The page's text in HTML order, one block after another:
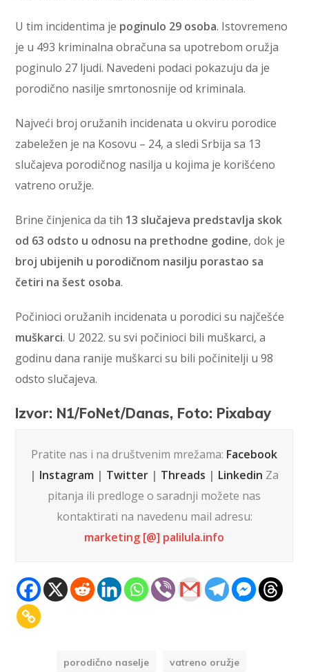
U tim incidentima je poginulo 29 osoba. Istovremeno
je u 493 kriminalna obračuna sa upotrebom oružja
poginulo 27 ljudi. Navedeni podaci pokazuju da je
porodično nasilje smrtonosnije od kriminala.
Najveći broj oružanih incidenata u okviru porodice
zabeležen je na Kosovu – 24, a sledi Srbija sa 13
slučajeva porodičnog nasilja u kojima je korišćeno
vatreno oružje.
Brine činjenica da tih 13 slučajeva predstavlja skok
od 63 odsto u odnosu na prethodne godine, dok je
broj ubijenih u porodičnom nasilju porastao sa
četiri na šest osoba.
Počinioci oružanih incidenata u porodici su najčešće
muškarci. U 2022. su svi počinioci bili muškarci, a
godinu dana ranije muškarci su bili počinitelji u 98
odsto slučajeva.
Izvor: N1/FoNet/Danas, Foto: Pixabay
Pratite nas i na društvenim mrežama: Facebook
| Instagram | Twitter | Threads | Linkedin Za
pitanja ili predloge o saradnji možete nas
kontaktirati na navedenu mail adresu:
marketing [@] palilula.info
porodično naselje vatreno oružje